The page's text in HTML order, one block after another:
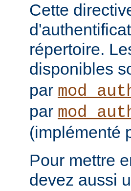
Cette
répertoire.
disponibles
par
par
(implémenté
Pour mettre
devez aussi